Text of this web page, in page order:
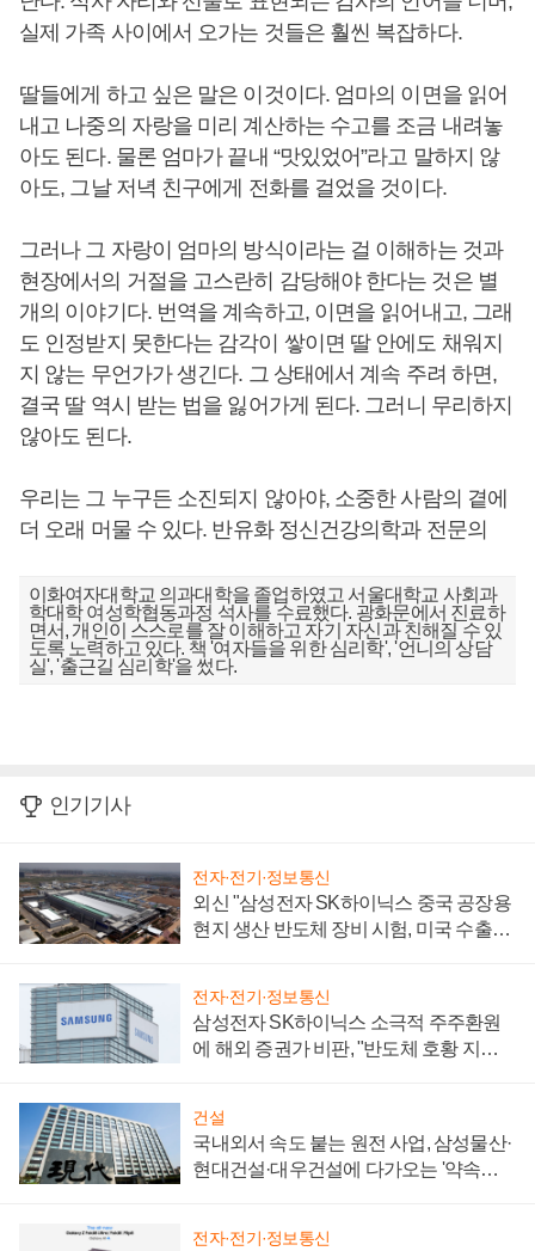
실제 가족 사이에서 오가는 것들은 훨씬 복잡하다.
딸들에게 하고 싶은 말은 이것이다. 엄마의 이면을 읽어
내고 나중의 자랑을 미리 계산하는 수고를 조금 내려놓
아도 된다. 물론 엄마가 끝내 “맛있었어”라고 말하지 않
아도, 그날 저녁 친구에게 전화를 걸었을 것이다.
그러나 그 자랑이 엄마의 방식이라는 걸 이해하는 것과
현장에서의 거절을 고스란히 감당해야 한다는 것은 별
개의 이야기다. 번역을 계속하고, 이면을 읽어내고, 그래
도 인정받지 못한다는 감각이 쌓이면 딸 안에도 채워지
지 않는 무언가가 생긴다. 그 상태에서 계속 주려 하면,
결국 딸 역시 받는 법을 잃어가게 된다. 그러니 무리하지
않아도 된다.
우리는 그 누구든 소진되지 않아야, 소중한 사람의 곁에
더 오래 머물 수 있다. 반유화 정신건강의학과 전문의
이화여자대학교 의과대학을 졸업하였고 서울대학교 사회과
학대학 여성학협동과정 석사를 수료했다. 광화문에서 진료하
면서, 개인이 스스로를 잘 이해하고 자기 자신과 친해질 수 있
도록 노력하고 있다. 책 '여자들을 위한 심리학', '언니의 상담
실', '출근길 심리학'을 썼다.
인기기사
전자·전기·정보통신
외신 "삼성전자 SK하이닉스 중국 공장용
현지 생산 반도체 장비 시험, 미국 수출통
전자·전기·정보통신
삼성전자 SK하이닉스 소극적 주주환원
에 해외 증권가 비판, "반도체 호황 지속
건설
국내외서 속도 붙는 원전 사업, 삼성물산·
현대건설·대우건설에 다가오는 '약속의
전자·전기·정보통신